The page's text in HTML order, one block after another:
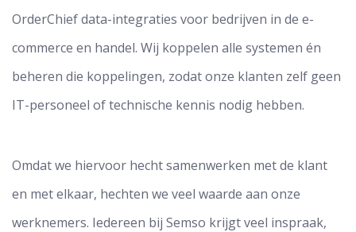
OrderChief data-integraties voor bedrijven in de e-
commerce en handel. Wij koppelen alle systemen én
beheren die koppelingen, zodat onze klanten zelf geen
IT-personeel of technische kennis nodig hebben.
Omdat we hiervoor hecht samenwerken met de klant
en met elkaar, hechten we veel waarde aan onze
werknemers. Iedereen bij Semso krijgt veel inspraak,